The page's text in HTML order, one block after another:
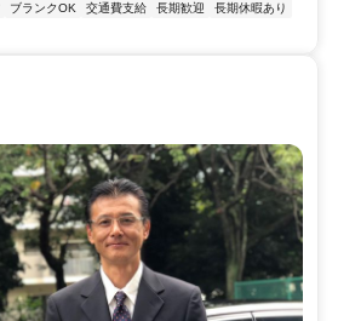
ブランクOK 交通費支給 長期歓迎
長期休暇あり